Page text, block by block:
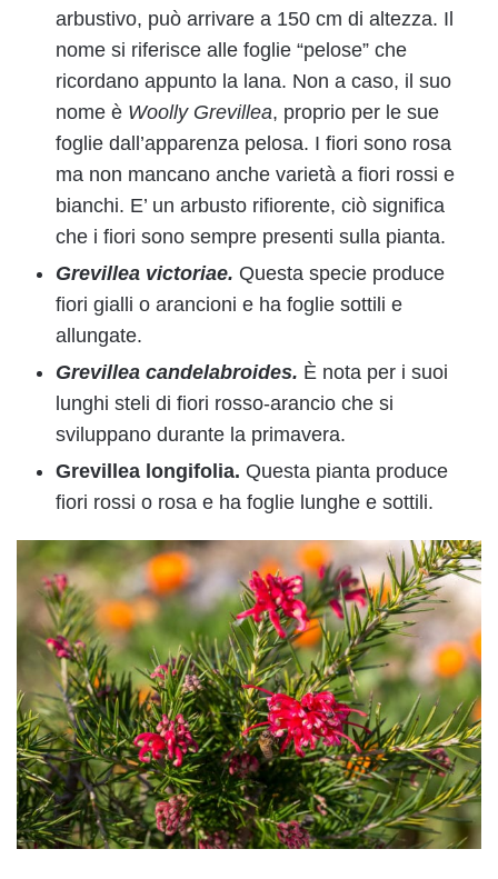
arbustivo, può arrivare a 150 cm di altezza. Il
nome si riferisce alle foglie “pelose” che
ricordano appunto la lana. Non a caso, il suo
nome è Woolly Grevillea, proprio per le sue
foglie dall’apparenza pelosa. I fiori sono rosa
ma non mancano anche varietà a fiori rossi e
bianchi. E’ un arbusto rifiorente, ciò significa
che i fiori sono sempre presenti sulla pianta.
Grevillea victoriae. Questa specie produce
fiori gialli o arancioni e ha foglie sottili e
allungate.
Grevillea candelabroides. È nota per i suoi
lunghi steli di fiori rosso-arancio che si
sviluppano durante la primavera.
Grevillea longifolia. Questa pianta produce
fiori rossi o rosa e ha foglie lunghe e sottili.